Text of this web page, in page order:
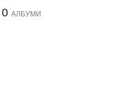
0 АЛБУМИ